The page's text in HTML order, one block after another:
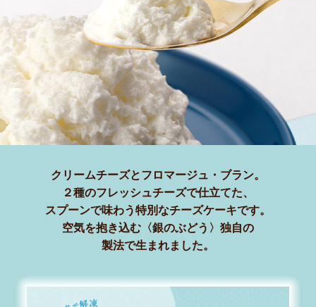
クリームチーズとフロマージュ・ブラン。
２種のフレッシュチーズで仕立てた、
スプーンで味わう特別なチーズケーキです。
空気を抱き込む〈銀のぶどう〉独自の
製法で生まれました。